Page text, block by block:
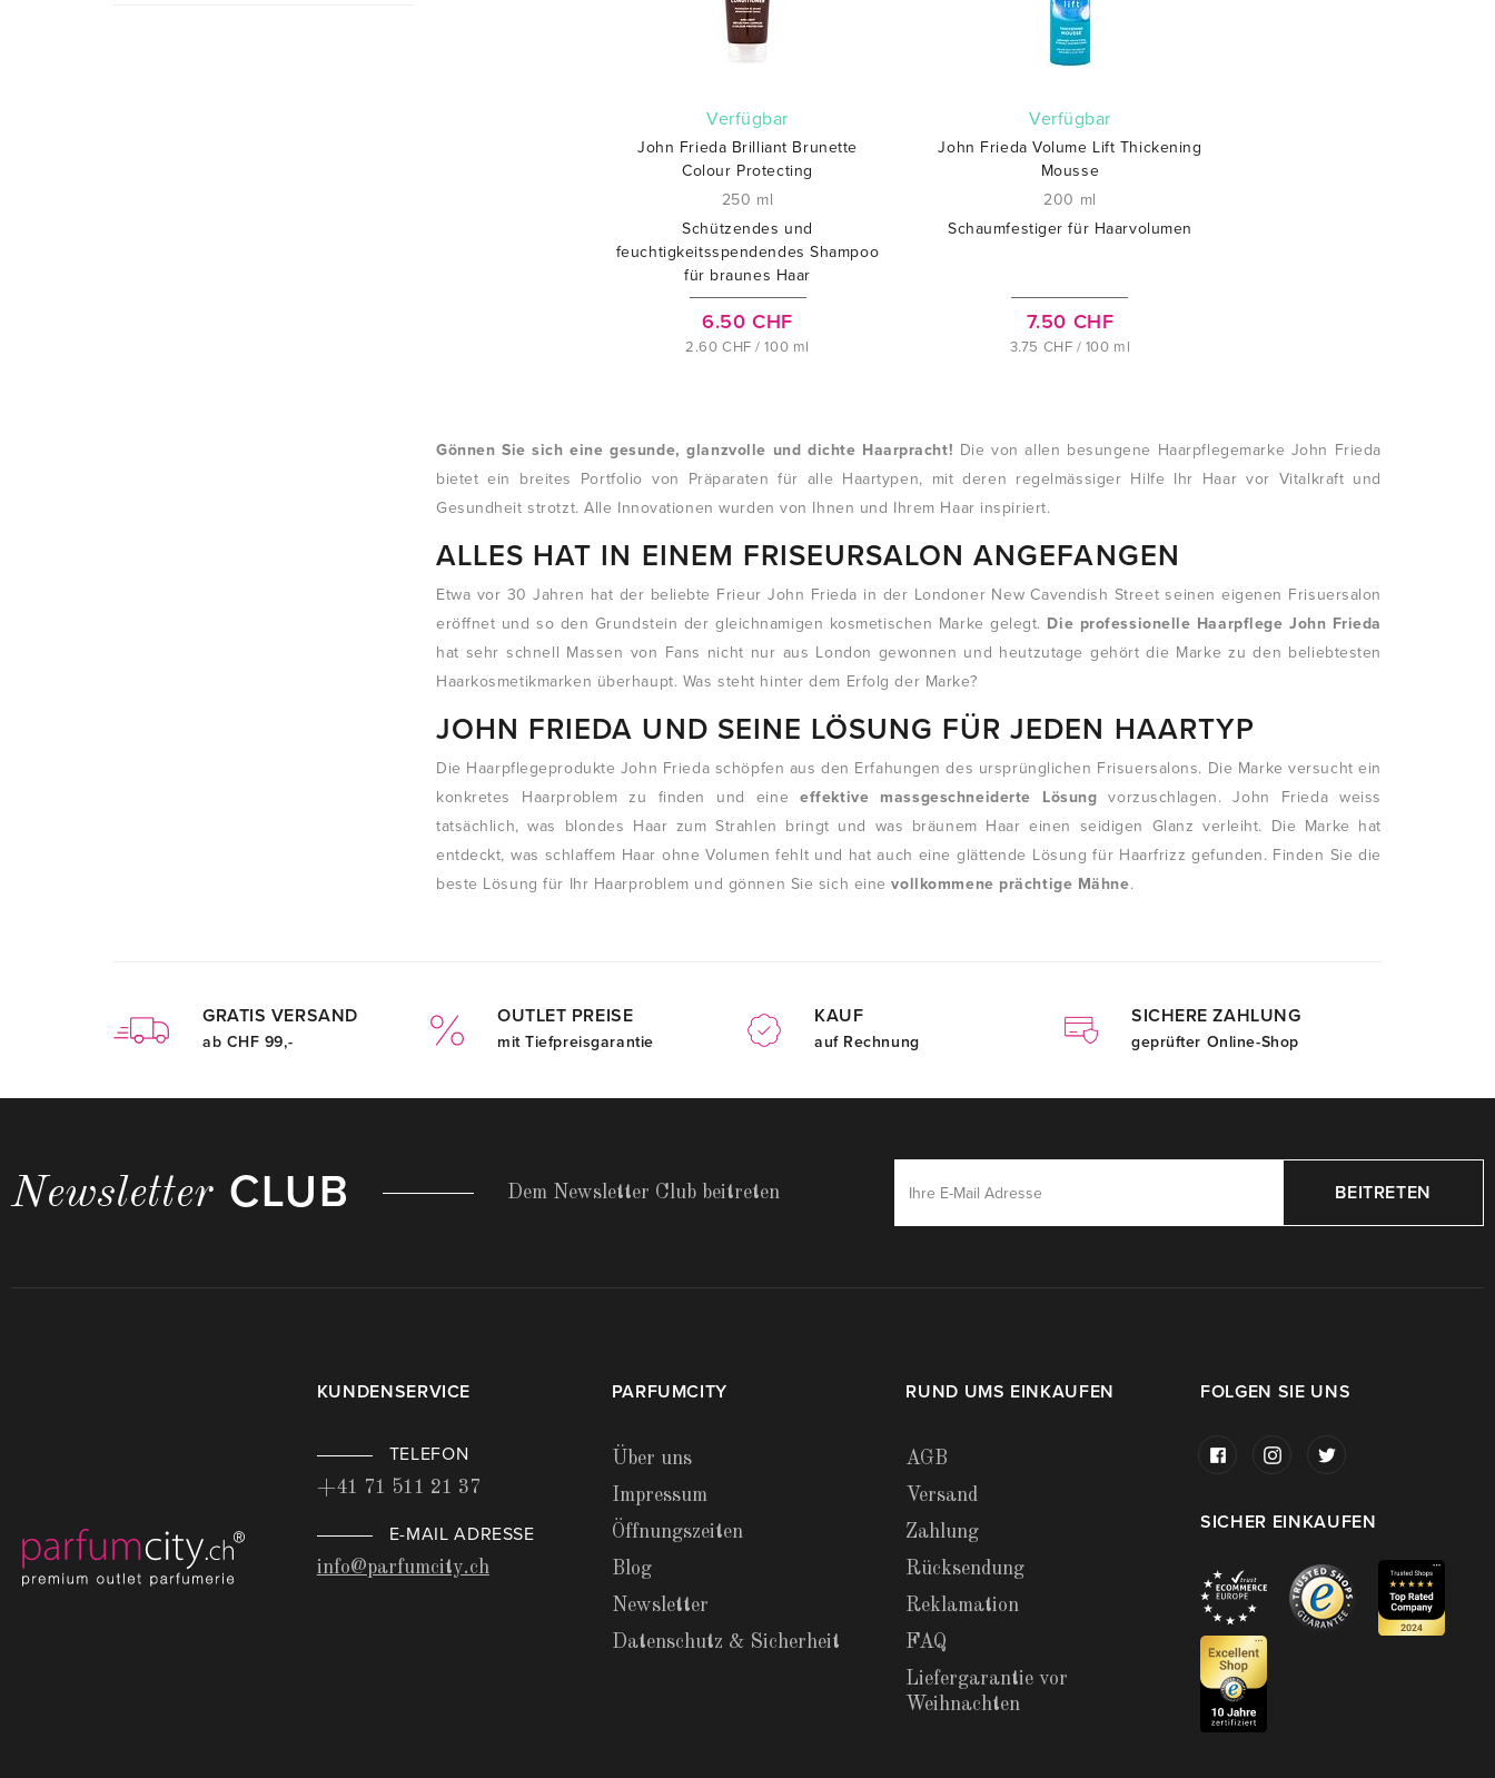
verfügbar
John Frieda Brilliant Brunette
Colour Protecting
250 ml
Schützendes und
feuchtigkeitsspendendes Shampoo
für braunes Haar
6.50 CHF
2.60 CHF / 100 ml
verfügbar
John Frieda Volume Lift Thickening
Mousse
200 ml
Schaumfestiger für Haarvolumen
7.50 CHF
3.75 CHF / 100 ml
Gönnen Sie sich eine gesunde, glanzvolle und dichte Haarpracht! Die von allen besungene Haarpflegemarke John Frieda
bietet ein breites Portfolio von Präparaten für alle Haartypen, mit deren regelmässiger Hilfe Ihr Haar vor Vitalkraft und
Gesundheit strotzt. Alle Innovationen wurden von Ihnen und Ihrem Haar inspiriert.
ALLES HAT IN EINEM FRISEURSALON ANGEFANGEN
Etwa vor 30 Jahren hat der beliebte Frieur John Frieda in der Londoner New Cavendish Street seinen eigenen Frisuersalon
eröffnet und so den Grundstein der gleichnamigen kosmetischen Marke gelegt. Die professionelle Haarpflege John Frieda
hat sehr schnell Massen von Fans nicht nur aus London gewonnen und heutzutage gehört die Marke zu den beliebtesten
Haarkosmetikmarken überhaupt. Was steht hinter dem Erfolg der Marke?
JOHN FRIEDA UND SEINE LÖSUNG FÜR JEDEN HAARTYP
Die Haarpflegeprodukte John Frieda schöpfen aus den Erfahungen des ursprünglichen Frisuersalons. Die Marke versucht ein
konkretes Haarproblem zu finden und eineeffektive massgeschneiderte Lösung vorzuschlagen. John Frieda weiss
tatsächlich, was blondes Haar zum Strahlen bringt und was bräunem Haar einen seidigen Glanz verleiht. Die Marke hat
entdeckt, was schlaffem Haar ohne Volumen fehlt und hat auch eine glättende Lösung für Haarfrizz gefunden. Finden Sie die
beste Lösung für Ihr Haarproblem und gönnen Sie sich einevollkommene prächtige Mähne.
GRATIS VERSAND
ab CHF 99,-
OUTLET PREISE
mit Tiefpreisgarantie
KAUF
auf Rechnung
SICHERE ZAHLUNG
geprüfter Online-Shop
Newsletter CLUB Dem Newsletter Club beitreten BEITRETEN
KUNDENSERVICE
TELEFON
+41 71 511 21 37
E-MAIL ADRESSE
info@parfumcity.ch
PARFUMCITY
Über uns
Impressum
Öffnungszeiten
Blog
Newsletter
Datenschutz & Sicherheit
RUND UMS EINKAUFEN
AGB
Versand
Zahlung
Rücksendung
Reklamation
FAQ
Liefergarantie vor
Weihnachten
FOLGEN SIE UNS
SICHER EINKAUFEN